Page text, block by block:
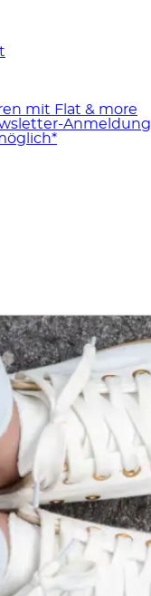
mit Flat & more
Anmeldung